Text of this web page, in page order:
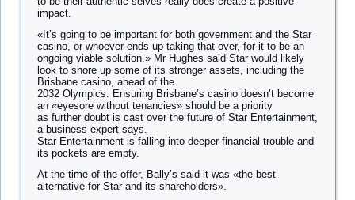
impact.
«It’s going to be important for both government and the Star
casino, or whoever ends up taking that over, for it to be an
ongoing viable solution.» Mr Hughes said Star would likely
look to shore up some of its stronger assets, including the
Brisbane casino, ahead of the
2032 Olympics. Ensuring Brisbane’s casino doesn’t become
an «eyesore without tenancies» should be a priority
as further doubt is cast over the future of Star Entertainment,
a business expert says.
Star Entertainment is falling into deeper financial trouble and
its pockets are empty.
At the time of the offer, Bally’s said it was «the best
alternative for Star and its shareholders».